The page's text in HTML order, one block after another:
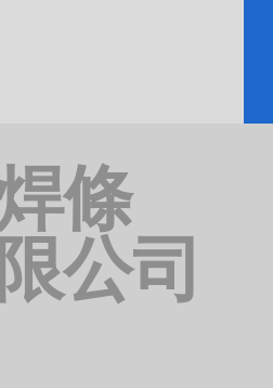
條
公司